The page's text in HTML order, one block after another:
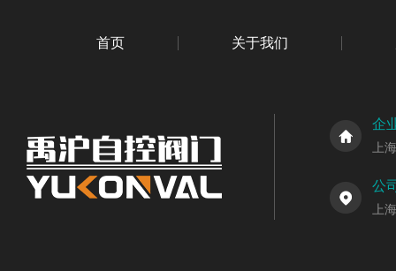
首页 关于我们
企
上
公
上